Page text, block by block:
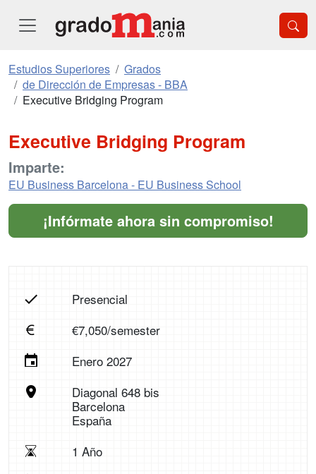
Estudios Superiores
Grados
de Dirección de Empresas - BBA
Executive Bridging Program
Executive Bridging Program
Imparte:
EU Business Barcelona - EU Business School
¡Infórmate ahora sin compromiso!
Presencial
€7,050/semester
Enero 2027
Diagonal 648 bis
Barcelona
España
1 Año